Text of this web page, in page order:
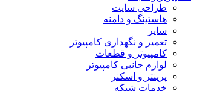
طراحی سایت
هاستینگ و دامنه
سایر
تعمیر و نگهداری کامپیوتر
کامپیوتر و قطعات
لوازم جانبی کامپیوتر
پرینتر و اسکنر
خدمات شبکه